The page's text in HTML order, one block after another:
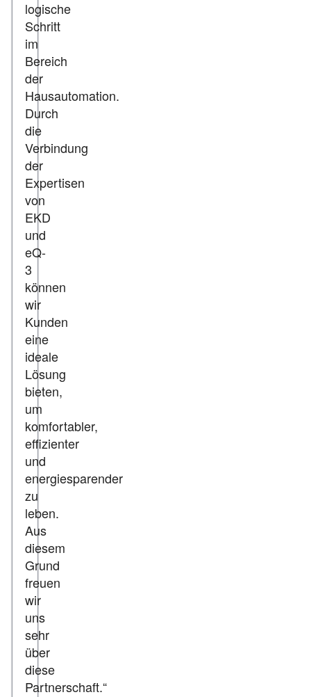
logische
Schritt
im
Bereich
der
Hausautomation.
Durch
die
Verbindung
der
Expertisen
von
EKD
und
eQ-
3
können
wir
Kunden
eine
ideale
Lösung
bieten,
um
komfortabler,
effizienter
und
energiesparender
zu
leben.
Aus
diesem
Grund
freuen
wir
uns
sehr
über
diese
Partnerschaft.“